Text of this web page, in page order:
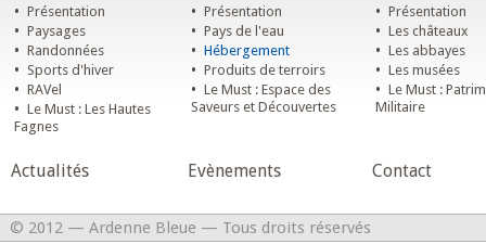
• Présentation
• Paysages
• Randonnées
• Sports d'hiver
• RAVel
• Le Must : Les Hautes
Fagnes
• Présentation
• Pays de l'eau
• Hébergement
• Produits de terroirs
• Le Must : Espace des
Saveurs et Découvertes
• Présentation
• Les châteaux
• Les abbayes
• Les musées
• Le Must :
Militaire
Actualités Evènements Contact
© 2012 — Ardenne Bleue — Tous droits réservés